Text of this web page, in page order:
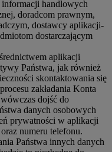
informacji handlowych
doradcom prawnym,
dostawcy aplikacji-
dostarczającym
aplikacji
Państwa, jak również
skontaktowania się
zakładania Konta
dojść do
danych osobowych
prywatności w aplikacji
numeru telefonu.
Państwa innych danych